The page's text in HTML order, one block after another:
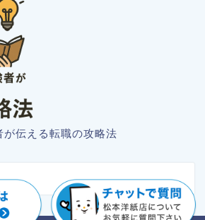
伝える転職の攻略法